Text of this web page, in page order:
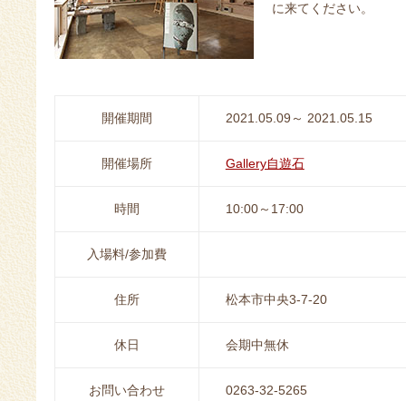
に来てください。
開催期間 2021.05.09～ 2021.05.15
開催場所 Gallery自遊石
時間 10:00～17:00
入場料/参加費
住所 松本市中央3-7-20
休日 会期中無休
お問い合わせ 0263-32-5265